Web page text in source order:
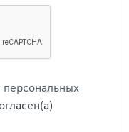
персональных